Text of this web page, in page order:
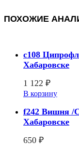
ПОХОЖИЕ
c108
Хабаровске
1 122 ₽
В корзину
f242 Вишня /
Хабаровске
650 ₽